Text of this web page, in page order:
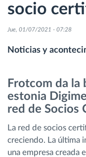
Gestión de
Gestión de
Planificación y
Identificación
socio
Jue, 01/07/2021 - 07:28
Noticias y
Frotcom da la
estonia
red de Socios
La red de socios
creciendo. La última
una empresa creada